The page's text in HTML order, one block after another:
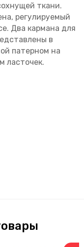
ткани.
регулируемый
Два кармана для
в
патерном на
ласточек.